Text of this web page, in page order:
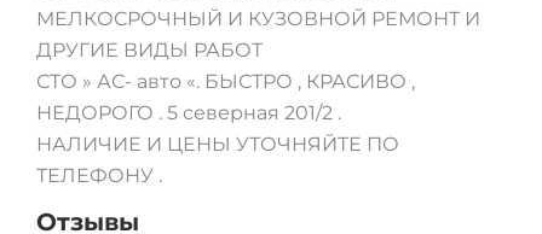
МЕЛКОСРОЧНЫЙ И КУЗОВНОЙ РЕМОНТ И
ДРУГИЕ ВИДЫ РАБОТ
СТО » АС- авто «. БЫСТРО , КРАСИВО ,
НЕДОРОГО . 5 северная 201/2 .
НАЛИЧИЕ И ЦЕНЫ УТОЧНЯЙТЕ ПО
ТЕЛЕФОНУ .
Отзывы